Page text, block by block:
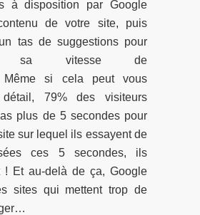
à disposition par Google
de votre site, puis
tas de suggestions pour
sa vitesse de
Même si cela peut vous
79% des visiteurs
plus de 5 secondes pour
sur lequel ils essayent de
ces 5 secondes, ils
! Et au-delà de ça, Google
sites qui mettent trop de